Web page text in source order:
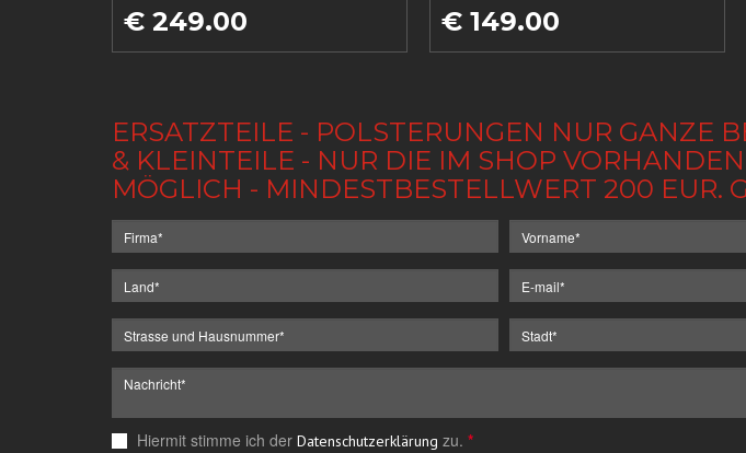
€ 249.00 € 149.00
ERSATZTEILE - POLSTERUNGEN NUR GANZE
& KLEINTEILE - NUR DIE IM SHOP
MÖGLICH - MINDESTBESTELLWERT 200 EUR.
Hiermit stimme ich der Datenschutzerklärung zu. *